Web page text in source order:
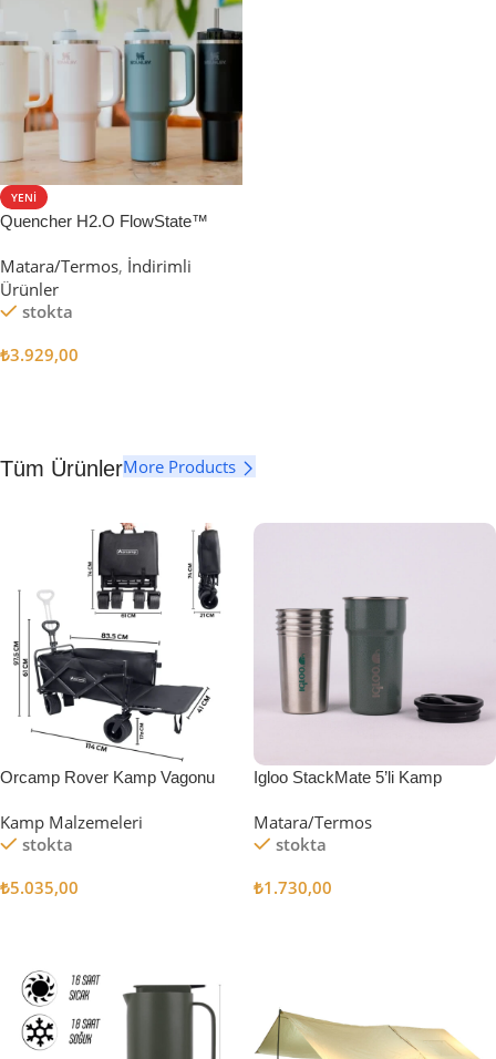
YENI
Quencher H2.O FlowState™
Matara/Termos, İndirimli
Ürünler
stokta
₺3.929,00
Tüm ÜrünlerMore Products
Orcamp Rover Kamp Vagonu
Kamp Malzemeleri
stokta
₺5.035,00
Igloo StackMate 5’li Kamp
Matara/Termos
stokta
₺1.730,00